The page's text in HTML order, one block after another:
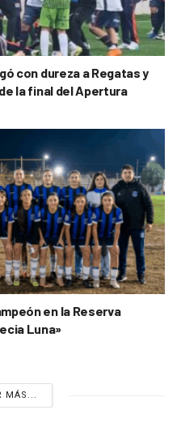
con dureza a Regatas y
la final del Apertura
en la Reserva
Luna»
MÁS...